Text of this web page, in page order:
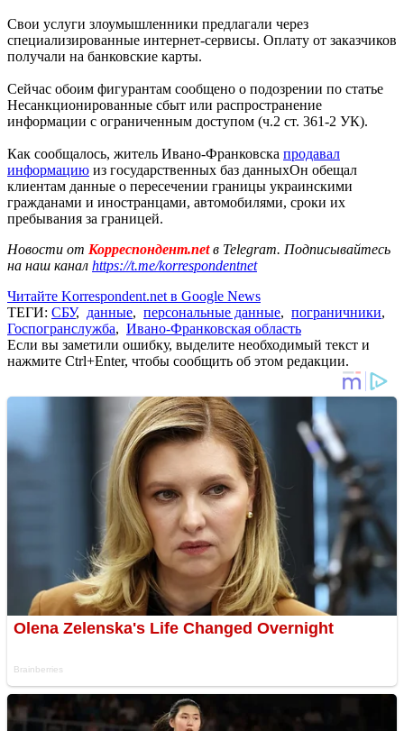
Свои услуги злоумышленники предлагали через
специализированные интернет-сервисы. Оплату от заказчиков
получали на банковские карты.
Сейчас обоим фигурантам сообщено о подозрении по статье
Несанкционированные сбыт или распространение
информации с ограниченным доступом (ч.2 ст. 361-2 УК).
Как сообщалось, житель Ивано-Франковска продавал
информацию из государственных баз данныхОн обещал
клиентам данные о пересечении границы украинскими
гражданами и иностранцами, автомобилями, сроки их
пребывания за границей.
Новости от Корреспондент.netв Telegram. Подписывайтесь
на наш канал https://t.me/korrespondentnet
Читайте Korrespondent.net в Google News
ТЕГИ: СБУ, данные, персональные данные, пограничники,
Госпогранслужба, Ивано-Франковская область
Если вы заметили ошибку, выделите необходимый текст и
нажмите Ctrl+Enter, чтобы сообщить об этом редакции.